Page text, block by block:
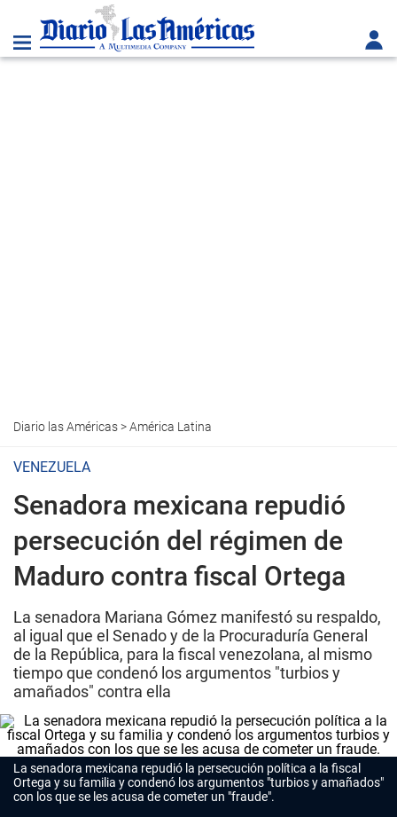
Diario las Américas>América Latina
VENEZUELA
Senadora mexicana repudió
persecución del régimen de
Maduro contra fiscal Ortega
La senadora Mariana Gómez manifestó su respaldo,
al igual que el Senado y de la Procuraduría General
de la República, para la fiscal venezolana, al mismo
tiempo que condenó los argumentos "turbios y
amañados" contra ella
La senadora mexicana repudió la persecución política a la fiscal
Ortega y su familia y condenó los argumentos "turbios y amañados"
con los que se les acusa de cometer un "fraude".